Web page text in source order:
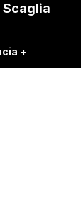
+